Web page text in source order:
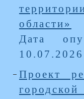
области»
Дата
10.07.2026
Проект